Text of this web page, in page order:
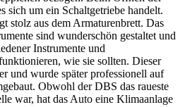
sich um ein Schaltgetriebe handelt.
stolz aus dem Armaturenbrett. Das
sind wunderschön gestaltet und
Instrumente und
wie sie sollten. Dieser
und wurde später professionell auf
Obwohl der DBS das raueste
war, hat das Auto eine Klimaanlage